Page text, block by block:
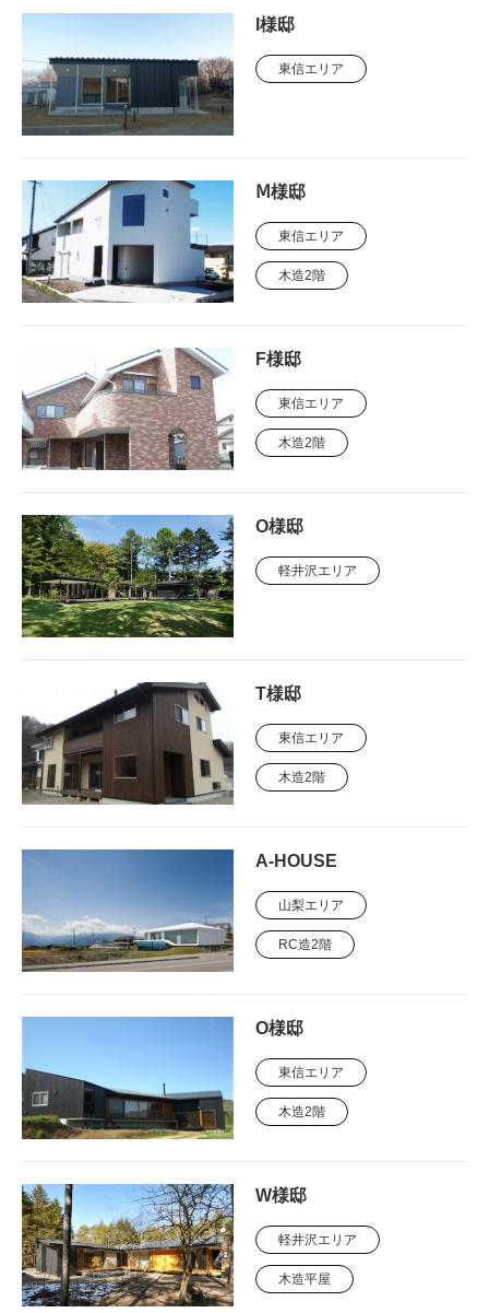
I様邸
東信エリア
Ⅿ様邸
東信エリア
木造2階
F様邸
東信エリア
木造2階
O様邸
軽井沢エリア
T様邸
東信エリア
木造2階
A-HOUSE
山梨エリア
RC造2階
O様邸
東信エリア
木造2階
W様邸
軽井沢エリア
木造平屋